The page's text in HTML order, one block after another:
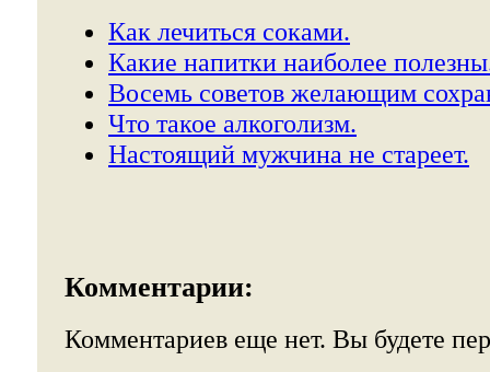
Как лечиться соками.
Какие напитки наиболее
Восемь советов желающим
Что такое алкоголизм.
Настоящий мужчина не стареет.
Комментарии:
Комментариев еще нет. Вы будете